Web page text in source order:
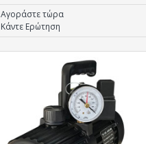
Αγοράστε τώρα
Κάντε Ερώτηση